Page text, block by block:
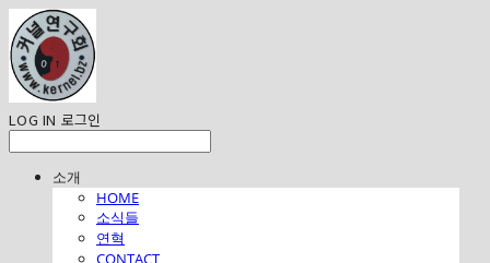
LOG IN 로그인
소개
HOME
소식들
연혁
CONTACT